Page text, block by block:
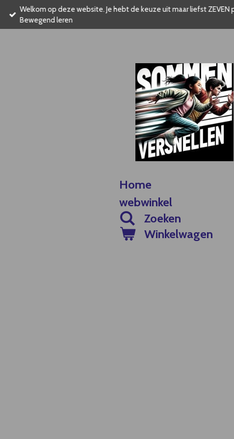
direct
naar
Welkom op deze website. Je hebt de keuze uit maar liefst
Bewegend leren
Home
webwinkel
Zoeken
Winkelwagen